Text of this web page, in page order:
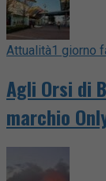
Attualità1 giorno
Agli Orsi di
marchio